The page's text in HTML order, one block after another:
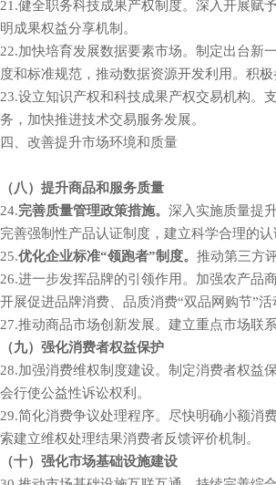
21.健全职务科技成果产权制度。深入
明成果权益分享机制。
22.加快培育发展数据要素市场。制定出台新
度和标准规范，推动数据资源开发利用。
23.设立知识产权和科技成果产权交易
务，加快推进技术交易服务发展。
四、改善提升市场环境和质量
（八）提升商品和服务质量
24.完善质量管理政策措施。 深入实施质量
完善强制性产品认证制度，建立科学合理的
25.优化企业标准“领跑者”制度。 推动第三方
26.进一步发挥品牌的引领作用。加强农产品
开展促进品牌消费、品质消费“双品网购节”活
27.推动商品市场创新发展。建立重点市场联系
（九）强化消费者权益保护
28.加强消费维权制度建设。制定消费者权益
会行使公益性诉讼权利。
29.简化消费争议处理程序。尽快明确小额消费
索建立维权处理结果消费者反馈评价机制。
（十）强化市场基础设施建设